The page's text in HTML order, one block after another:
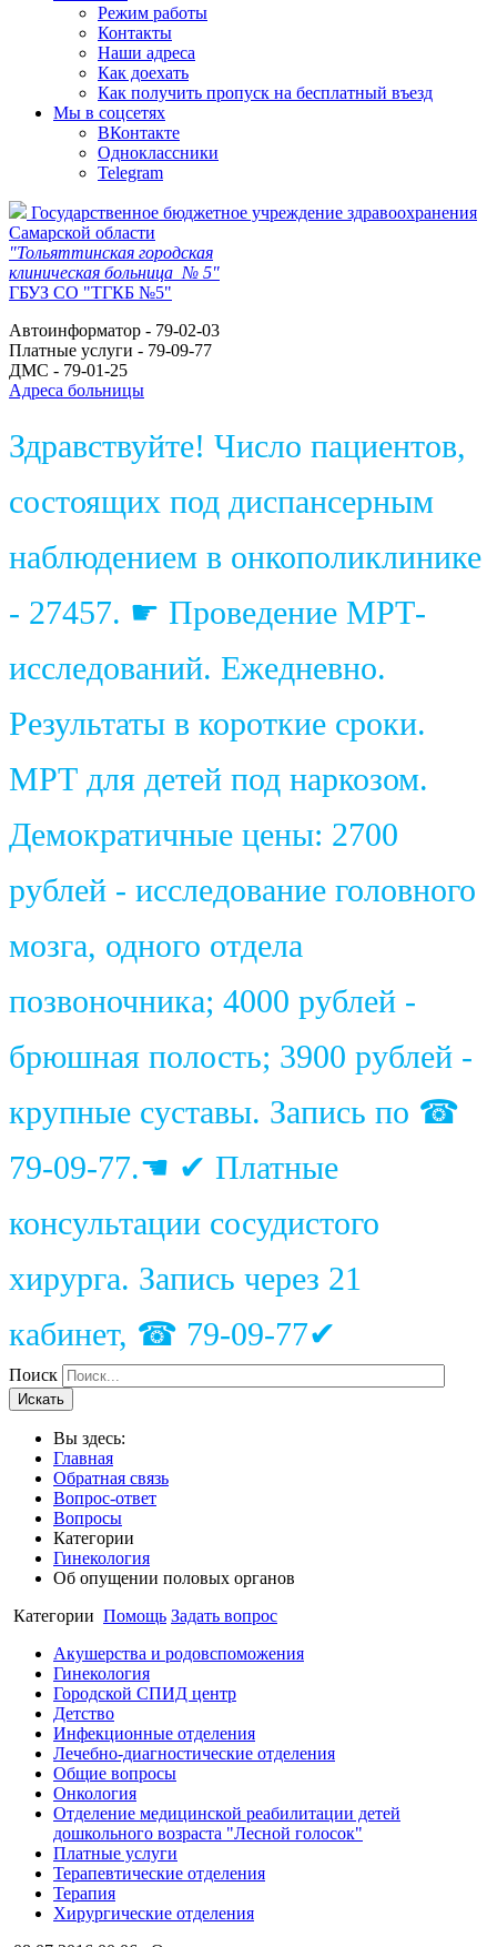
Режим работы
Контакты
Наши адреса
Как доехать
Как получить пропуск на бесплатный въезд
Мы в соцсетях
ВКонтакте
Одноклассники
Telegram
Государственное бюджетное учреждение здравоохранения
Самарской области
"Тольяттинская городская
клиническая больница № 5"
ГБУЗ СО "ТГКБ №5"
Автоинформатор - 79-02-03
Платные услуги - 79-09-77
ДМС - 79-01-25
Адреса больницы
Здравствуйте! Число пациентов,
состоящих под диспансерным
наблюдением в онкополиклинике
- 27457. ☛ Проведение МРТ-
исследований. Ежедневно.
Результаты в короткие сроки.
МРТ для детей под наркозом.
Демократичные цены: 2700
рублей - исследование головного
мозга, одного отдела
позвоночника; 4000 рублей -
брюшная полость; 3900 рублей -
крупные суставы. Запись по ☎
79-09-77.☚ ✔ Платные
консультации сосудистого
хирурга. Запись через 21
кабинет, ☎ 79-09-77✔
Поиск
Искать
Вы здесь:
Главная
Обратная связь
Вопрос-ответ
Вопросы
Категории
Гинекология
Об опущении половых органов
Категории Помощь Задать вопрос
Акушерства и родовспоможения
Гинекология
Городской СПИД центр
Детство
Инфекционные отделения
Лечебно-диагностические отделения
Общие вопросы
Онкология
Отделение медицинской реабилитации детей
дошкольного возраста "Лесной голосок"
Платные услуги
Терапевтические отделения
Терапия
Хирургические отделения